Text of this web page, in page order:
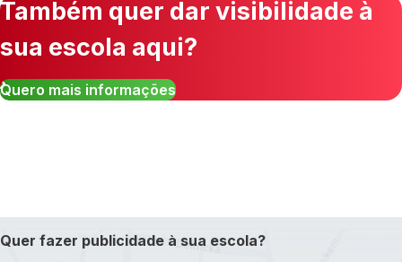
Também quer dar visibilidade à
sua escola aqui?
Quero mais informações
Quer fazer publicidade à sua escola?